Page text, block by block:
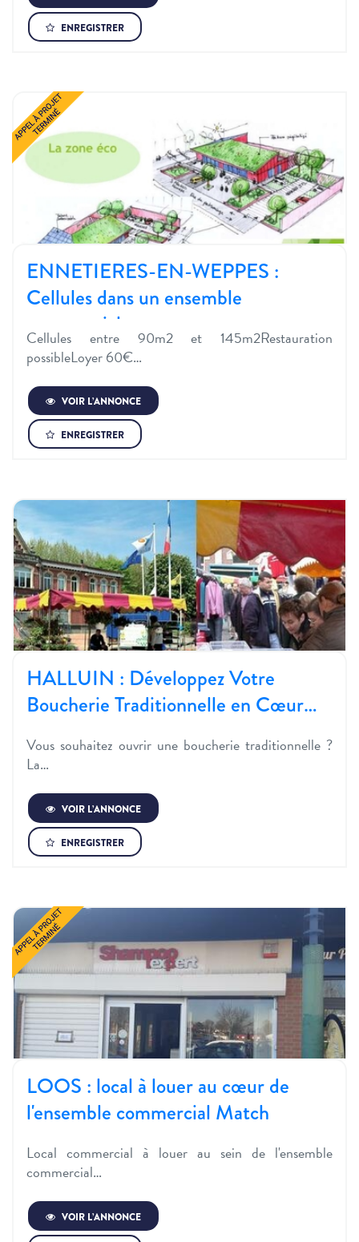
ENREGISTRER
ENNETIERES-EN-WEPPES :
Cellules dans un ensemble
commercial…
Cellules entre 90m2 et 145m2Restauration
possibleLoyer 60€…
VOIR L’ANNONCE
ENREGISTRER
HALLUIN : Développez Votre
Boucherie Traditionnelle en Cœur…
Vous souhaitez ouvrir une boucherie traditionnelle ?
La…
VOIR L’ANNONCE
ENREGISTRER
LOOS : local à louer au cœur de
l'ensemble commercial Match
Local commercial à louer au sein de l'ensemble
commercial…
VOIR L’ANNONCE